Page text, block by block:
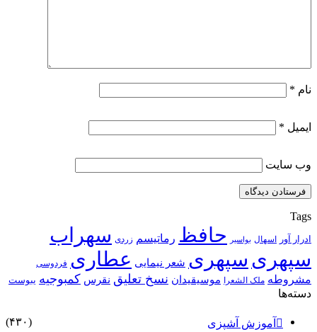
نام *
ایمیل *
وب‌ سایت
Tags
ادرار آور اسهال بواسیر حافظ رماتیسم زردی سهراب
سپهری سپهری شعر نیمایی عطاری فردوسی
مشروطه ملک الشعرا موسیقیدان نسخ تعلیق نقرس کمبوجیه یبوست
دسته‌ها
آموزش آشپزی
(۴۳۰)